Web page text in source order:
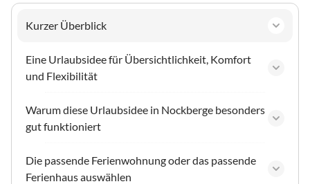
Kurzer Überblick
Eine Urlaubsidee für Übersichtlichkeit, Komfort
und Flexibilität
Warum diese Urlaubsidee in Nockberge besonders
gut funktioniert
Die passende Ferienwohnung oder das passende
Ferienhaus auswählen